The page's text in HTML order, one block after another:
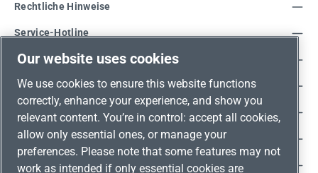
Service-Hotline
Rechtliche Hinweise
Unsere Vorteile
Versandarten
Zahlungsarten
Adresse
Umweltschutz & Partnerschaft
Our website uses cookies
We use cookies to ensure this website functions
correctly, enhance your experience, and show you
relevant content. You’re in control: accept all cookies,
allow only essential ones, or manage your
preferences. Please note that some features may not
work as intended if only essential cookies are